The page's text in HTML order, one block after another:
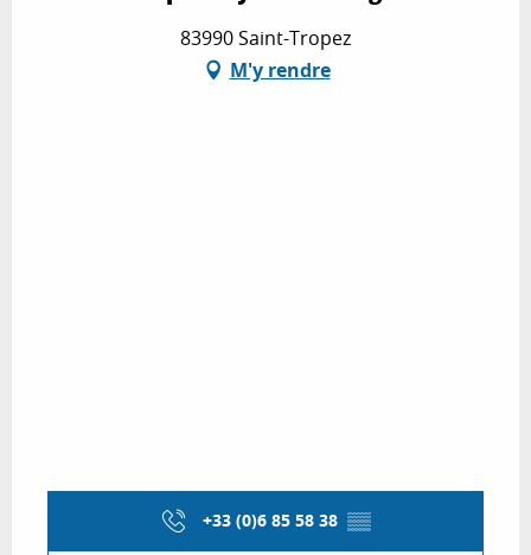
83990 Saint-Tropez
M'y rendre
+33 (0)6 85 58 38 ▒▒